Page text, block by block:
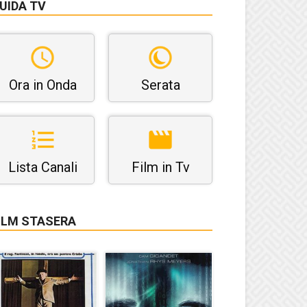
TV
Ora in Onda Serata
Lista Canali Film in Tv
STASERA